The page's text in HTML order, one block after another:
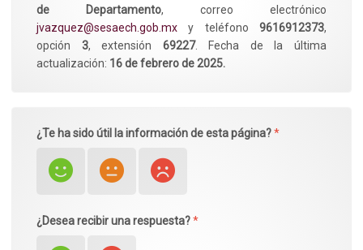
de Departamento, correo electrónico
jvazquez@sesaech.gob.mx y teléfono 9616912373,
opción 3, extensión 69227. Fecha de la última
actualización: 16 de febrero de 2025.
¿Te ha sido útil la información de esta página?*
¿Desea recibir una respuesta?*